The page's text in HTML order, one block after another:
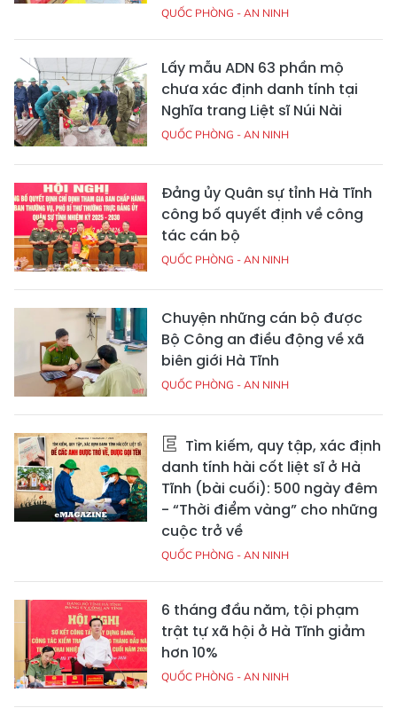
QUỐC PHÒNG - AN NINH
Lấy mẫu ADN 63 phần mộ
chưa xác định danh tính tại
Nghĩa trang Liệt sĩ Núi Nài
QUỐC PHÒNG - AN NINH
Đảng ủy Quân sự tỉnh Hà Tĩnh
công bố quyết định về công
tác cán bộ
QUỐC PHÒNG - AN NINH
Chuyện những cán bộ được
Bộ Công an điều động về xã
biên giới Hà Tĩnh
QUỐC PHÒNG - AN NINH
Tìm kiếm, quy tập, xác định
danh tính hài cốt liệt sĩ ở Hà
Tĩnh (bài cuối): 500 ngày đêm
- “Thời điểm vàng” cho những
cuộc trở về
QUỐC PHÒNG - AN NINH
6 tháng đầu năm, tội phạm
trật tự xã hội ở Hà Tĩnh giảm
hơn 10%
QUỐC PHÒNG - AN NINH